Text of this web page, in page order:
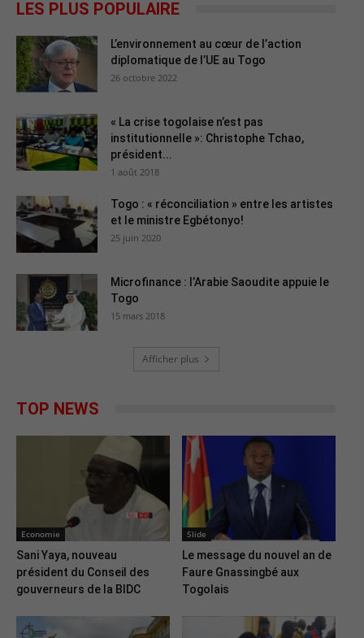
LES PLUS POPULAIRE
L’environnement au cœur de l’action
diplomatique de l’UE au Togo
26 octobre 2022
« La crise togolaise n’est pas
institutionnelle »: Christophe Tchao,
président...
1 août 2018
Togo : « réconciliation » entre les artistes
et le ministre Egbétonyo!
25 juin 2020
Microfinance : l’Arabie Saoudite appuie le
Togo
15 mars 2018
Afficher plus
TOP NEWS
Economie
Sani Yaya, nouveau
président du Conseil des
gouverneurs de la BIDC
Slide
Le message du nouvel an de
Faure Gnassingbé aux
Togolais